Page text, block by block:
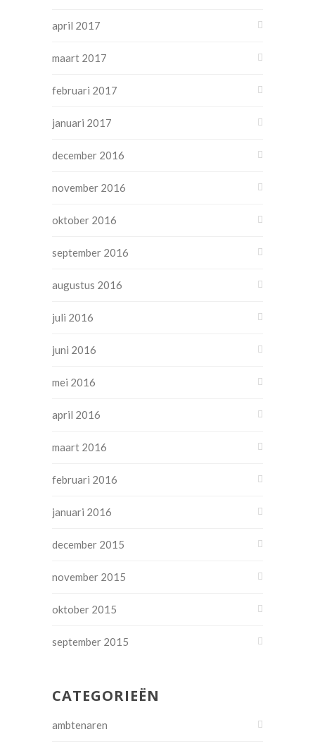
april 2017
maart 2017
februari 2017
januari 2017
december 2016
november 2016
oktober 2016
september 2016
augustus 2016
juli 2016
juni 2016
mei 2016
april 2016
maart 2016
februari 2016
januari 2016
december 2015
november 2015
oktober 2015
september 2015
CATEGORIEËN
ambtenaren